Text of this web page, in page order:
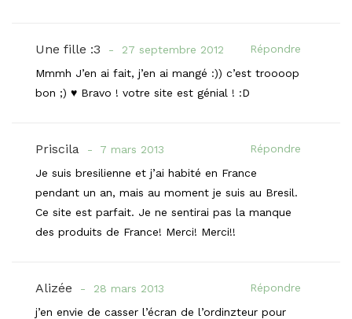
Une fille :3 27 septembre 2012
Répondre
Mmmh J’en ai fait, j’en ai mangé :)) c’est troooop
bon ;) ♥ Bravo ! votre site est génial ! :D
Priscila 7 mars 2013
Répondre
Je suis bresilienne et j’ai habité en France
pendant un an, mais au moment je suis au Bresil.
Ce site est parfait. Je ne sentirai pas la manque
des produits de France! Merci! Merci!!
Alizée 28 mars 2013
Répondre
j’en envie de casser l’écran de l’ordinzteur pour